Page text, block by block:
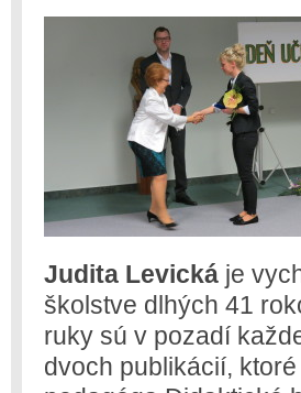
Judita Levická je
školstve dlhých 41
ruky sú v pozadí
dvoch publikácií,